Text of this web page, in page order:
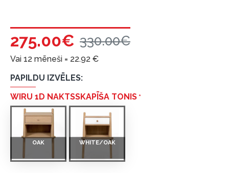
275.00€ 330.00€
Vai 12 mēneši = 22.92 €
PAPILDU IZVĒLES:
WIRU 1D NAKTSSKAPĪŠA TONIS
OAK WHITE/OAK